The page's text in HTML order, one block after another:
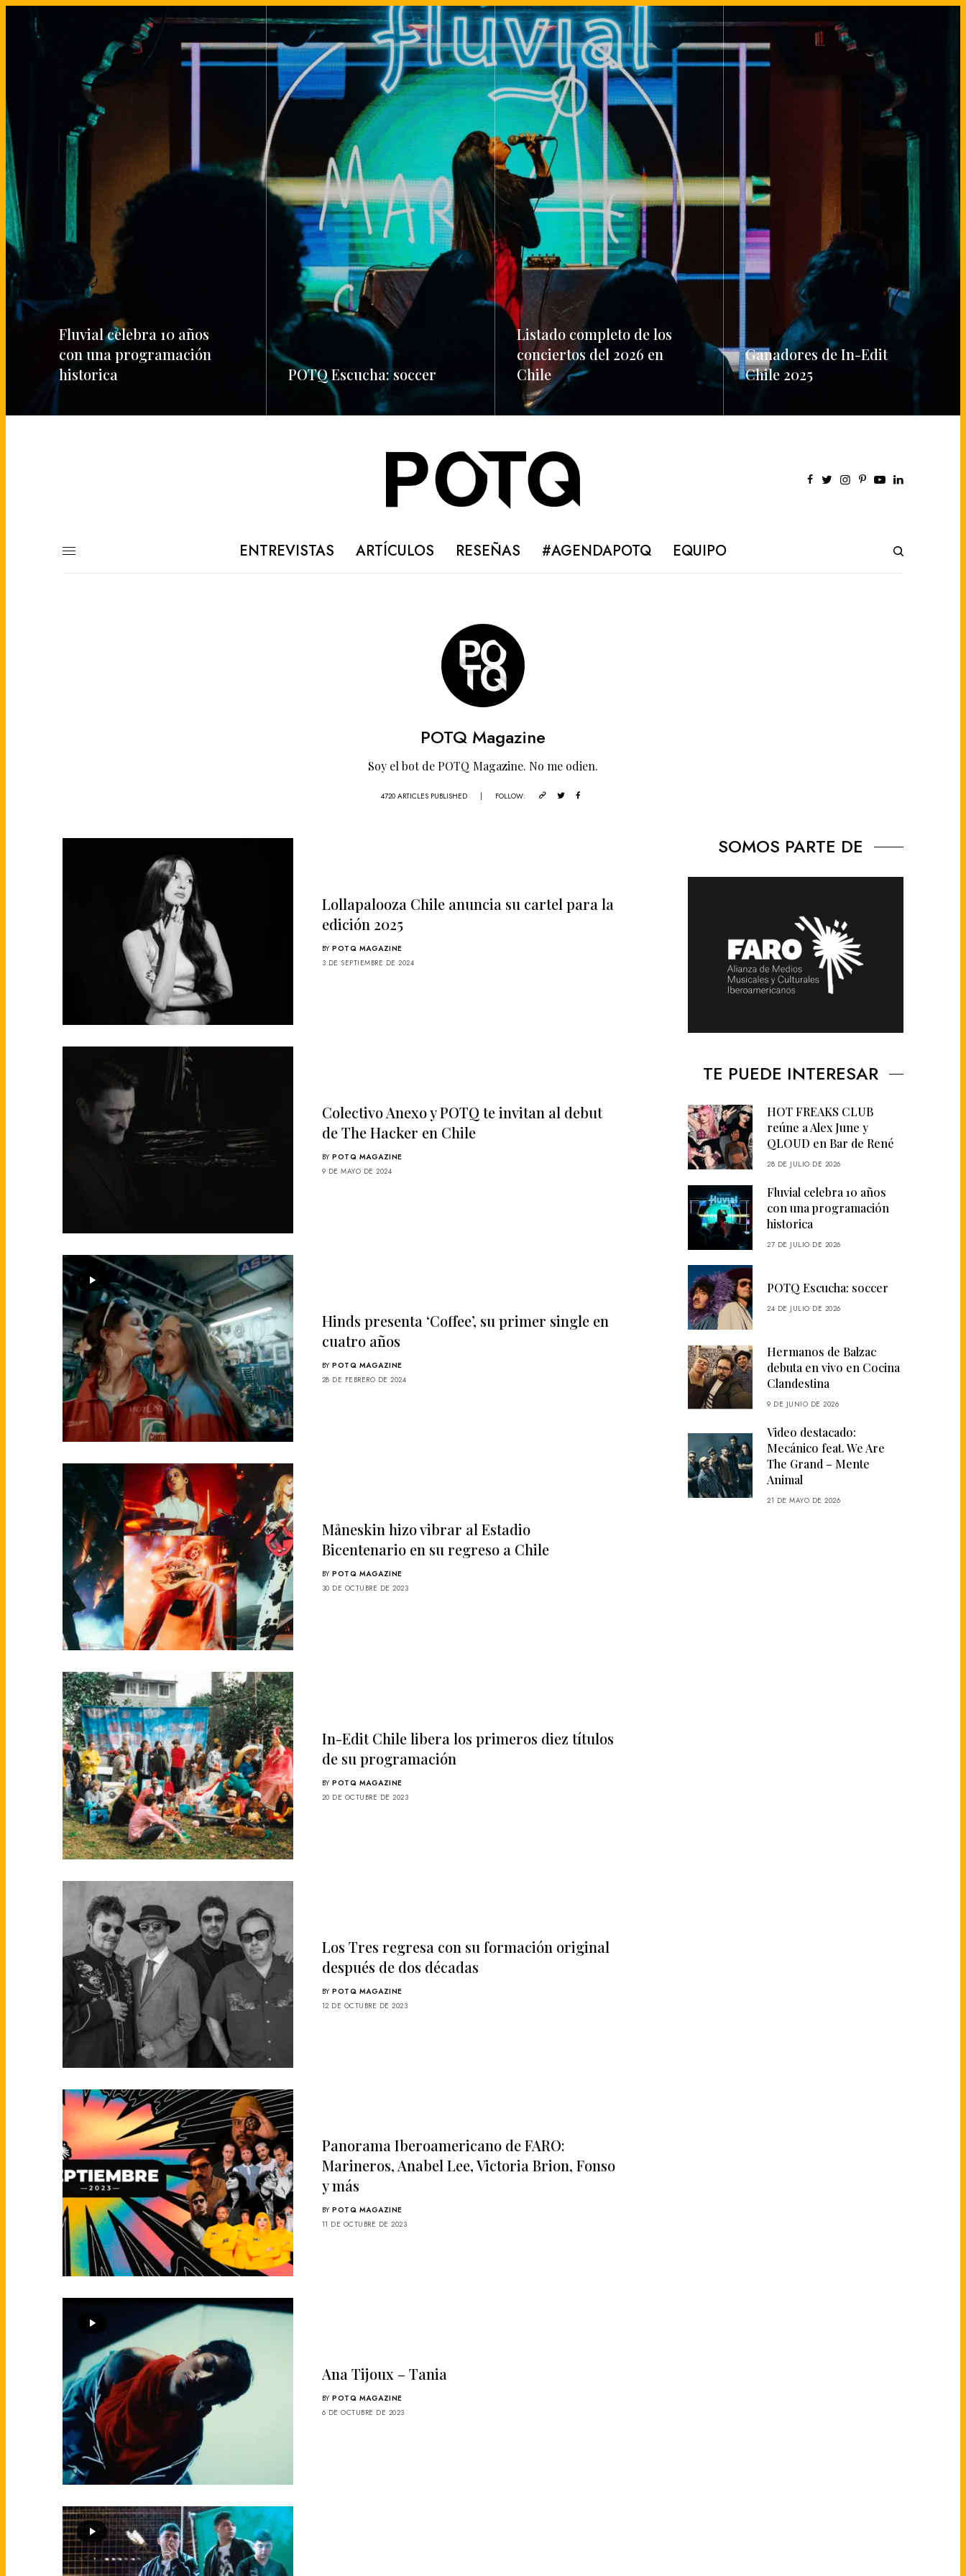
Fluvial celebra 10 años
con una programación
historica
POTQ Escucha: soccer
Listado completo de los
conciertos del 2026 en
Chile
READ MORE
Ganadores de In-Edit
Chile 2025
ENTREVISTAS ARTÍCULOS RESEÑAS #AGENDAPOTQ EQUIPO
POTQ Magazine
Soy el bot de POTQ Magazine. No me odien.
4720 ARTICLES PUBLISHED | FOLLOW:
Lollapalooza Chile anuncia su cartel para la
edición 2025
BY POTQ MAGAZINE
3 DE SEPTIEMBRE DE 2024
Colectivo Anexo y POTQ te invitan al debut
de The Hacker en Chile
BY POTQ MAGAZINE
9 DE MAYO DE 2024
Hinds presenta ‘Coffee’, su primer single en
cuatro años
BY POTQ MAGAZINE
28 DE FEBRERO DE 2024
Måneskin hizo vibrar al Estadio
Bicentenario en su regreso a Chile
BY POTQ MAGAZINE
30 DE OCTUBRE DE 2023
In-Edit Chile libera los primeros diez títulos
de su programación
BY POTQ MAGAZINE
20 DE OCTUBRE DE 2023
Los Tres regresa con su formación original
después de dos décadas
BY POTQ MAGAZINE
12 DE OCTUBRE DE 2023
Panorama Iberoamericano de FARO:
Marineros, Anabel Lee, Victoria Brion, Fonso
y más
BY POTQ MAGAZINE
11 DE OCTUBRE DE 2023
Ana Tijoux – Tania
BY POTQ MAGAZINE
6 DE OCTUBRE DE 2023
SOMOS PARTE DE
TE PUEDE INTERESAR
HOT FREAKS CLUB
reúne a Alex June y
QLOUD en Bar de René
28 DE JULIO DE 2026
Fluvial celebra 10 años
con una programación
historica
27 DE JULIO DE 2026
POTQ Escucha: soccer
24 DE JULIO DE 2026
Hermanos de Balzac
debuta en vivo en Cocina
Clandestina
9 DE JUNIO DE 2026
Video destacado:
Mecánico feat. We Are
The Grand – Mente
Animal
21 DE MAYO DE 2026